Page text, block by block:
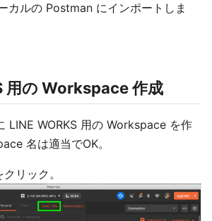
カルの Postman にインポートしま
用の Workspace 作成
LINE WORKS 用の Workspace を作
名は適当でOK。
リック。